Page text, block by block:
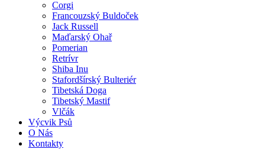
Corgi
Francouzský Buldoček
Jack Russell
Maďarský Ohař
Pomerian
Retrívr
Shiba Inu
Stafordšírský Bulteriér
Tibetská Doga
Tibetský Mastif
Vlčák
Výcvik Psů
O Nás
Kontakty